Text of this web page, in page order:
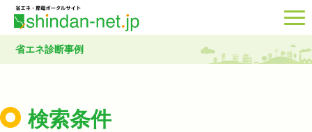
省エネ診断事例
検索条件